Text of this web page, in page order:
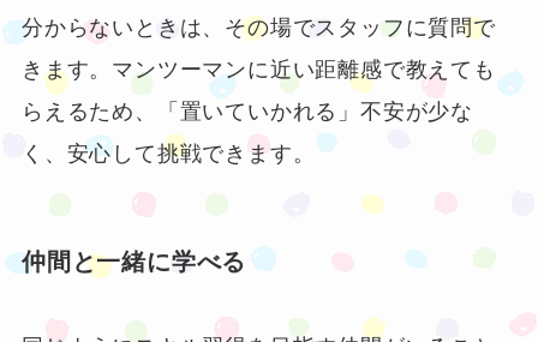
分からないときは、その場でスタッフに質問で
きます。マンツーマンに近い距離感で教えても
らえるため、「置いていかれる」不安が少な
く、安心して挑戦できます。
仲間と一緒に学べる